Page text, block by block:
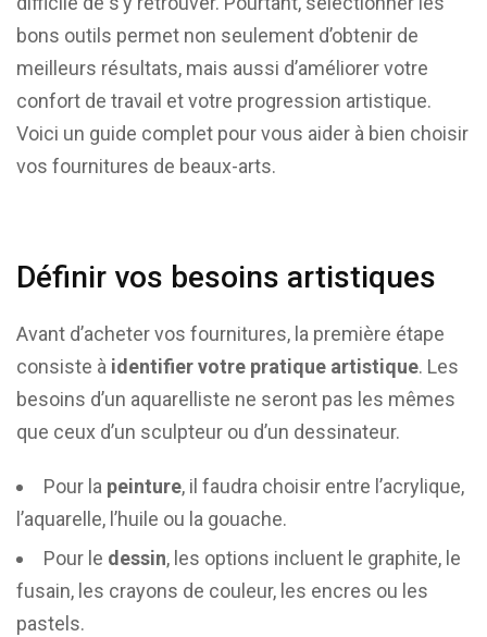
bons outils permet non seulement d’obtenir de
meilleurs résultats, mais aussi d’améliorer votre
confort de travail et votre progression artistique.
Voici un guide complet pour vous aider à bien choisir
vos fournitures de beaux-arts.
Définir vos besoins artistiques
Avant d’acheter vos fournitures, la première étape
consiste à identifier votre pratique artistique. Les
besoins d’un aquarelliste ne seront pas les mêmes
que ceux d’un sculpteur ou d’un dessinateur.
Pour la peinture, il faudra choisir entre l’acrylique,
l’aquarelle, l’huile ou la gouache.
Pour le dessin, les options incluent le graphite, le
fusain, les crayons de couleur, les encres ou les
pastels.